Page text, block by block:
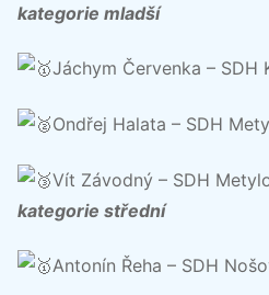
kategorie mladší
Jáchym Červenka – SDH
Ondřej Halata – SDH
Vít Závodný – SDH
kategorie střední
Antonín Řeha – SDH